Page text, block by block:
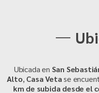
Ubicada en San
Alto, Casa Vetase
km de subida desde el